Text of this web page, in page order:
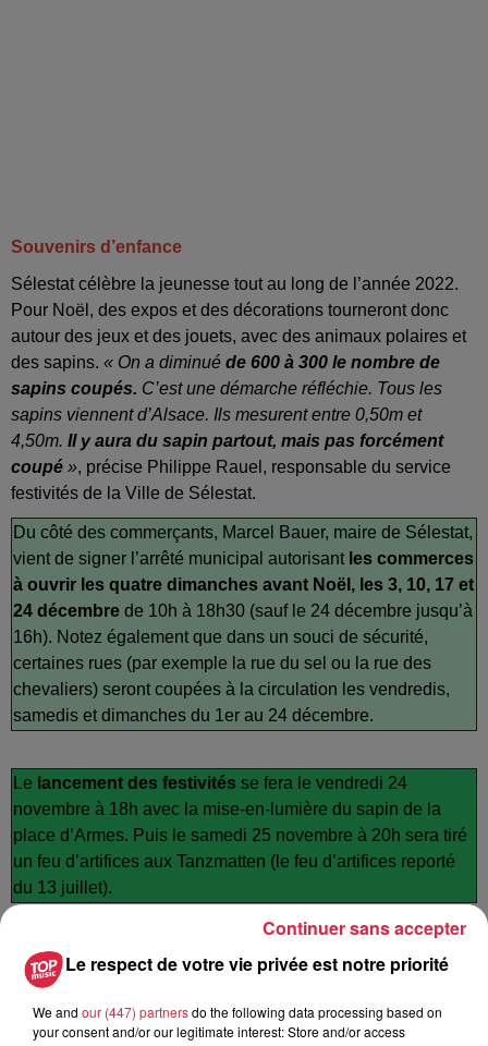
Souvenirs d’enfance
Sélestat célèbre la jeunesse tout au long de l’année 2022.
Pour Noël, des expos et des décorations tourneront donc
autour des jeux et des jouets, avec des animaux polaires et
des sapins. « On a diminué de 600 à 300 le nombre de
sapins coupés. C’est une démarche réfléchie. Tous les
sapins viennent d’Alsace. Ils mesurent entre 0,50m et
4,50m. Il y aura du sapin partout, mais pas forcément
coupé », précise Philippe Rauel, responsable du service
festivités de la Ville de Sélestat.
Du côté des commerçants, Marcel Bauer, maire de Sélestat,
vient de signer l’arrêté municipal autorisant les commerces
à ouvrir les quatre dimanches avant Noël, les 3, 10, 17 et
24 décembre de 10h à 18h30 (sauf le 24 décembre jusqu’à
16h). Notez également que dans un souci de sécurité,
certaines rues (par exemple la rue du sel ou la rue des
chevaliers) seront coupées à la circulation les vendredis,
samedis et dimanches du 1er au 24 décembre.
Le lancement des festivités se fera le vendredi 24
novembre à 18h avec la mise-en-lumière du sapin de la
place d’Armes. Puis le samedi 25 novembre à 20h sera tiré
un feu d’artifices aux Tanzmatten (le feu d’artifices reporté
du 13 juillet).
(*) Inscription préalable obligatoire par mail à
camille.geib@ville-selestat.fr ou par téléphone au 03 88 58
85 00.
..............................................
Le respect de votre vie privée est notre priorité
We and our (447) partnersdo the following data processing based on
your consent and/or our legitimate interest: Store and/or access
Continuer sans accepter